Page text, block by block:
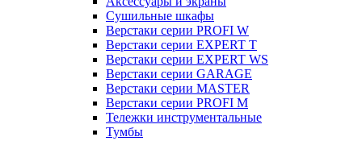
Cушильные шкафы
Верстаки серии PROFI W
Верстаки серии EXPERT T
Верстаки серии EXPERT WS
Верстаки серии GARAGE
Верстаки серии MASTER
Верстаки серии PROFI M
Тележки инструментальные
Тумбы